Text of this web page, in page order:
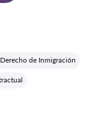
Derecho de Inmigración